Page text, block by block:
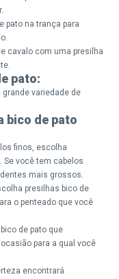
pato na trança para
cavalo com uma presilha
pato:
variedade de
bico de pato
finos, escolha
Se você tem cabelos
mais grossos.
presilhas bico de
o penteado que você
de pato que
para a qual você
encontrará